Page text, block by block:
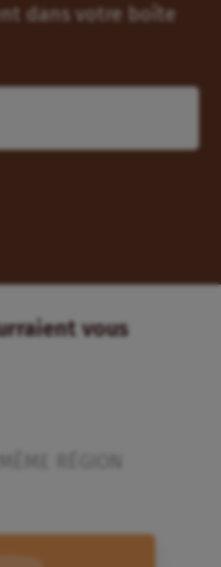
dans votre boîte
vous